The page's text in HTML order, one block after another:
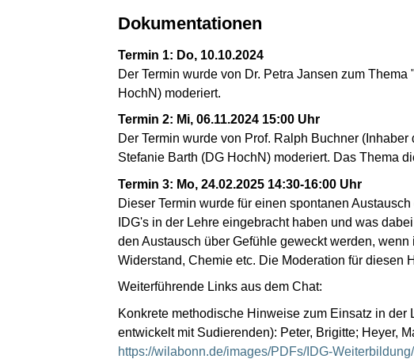
Dokumentationen
Termin 1: Do, 10.10.2024
Der Termin wurde von Dr. Petra Jansen zum
HochN) moderiert.
Termin 2: Mi, 06.11.2024 15:00 Uhr
Der Termin wurde von Prof. Ralph Buchner
Stefanie Barth (DG HochN) moderiert. Das Thema
Termin 3: Mo, 24.02.2025 14:30-16:00 Uhr
Dieser Termin wurde für einen spontanen
IDG's in der Lehre eingebracht haben und was
den Austausch über Gefühle geweckt werden,
Widerstand, Chemie etc. Die Moderation für diesen
Weiterführende Links aus dem Chat:
Konkrete methodische Hinweise zum Einsatz in
entwickelt mit Sudierenden): Peter, Brigitte; Heyer,
https://wilabonn.de/images/PDFs/IDG-